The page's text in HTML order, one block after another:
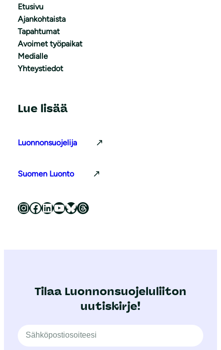
Etusivu
Ajankohtaista
Tapahtumat
Avoimet työpaikat
Medialle
Yhteystiedot
Lue lisää
Luonnonsuojelija
Suomen Luonto
Luonnonsuojeluliitto Instagramissa Luonnonsuojeluliitto Facebookissa Luonnonsuojeluliitto LinkedInissä Luonnonsuojeluliiton YouTube-kanava Luonnonsuojeluliitto Blueskyssa Luonnonsuojeluliitto Threadsissa
Tilaa Luonnonsuojeluliiton
uutiskirje!